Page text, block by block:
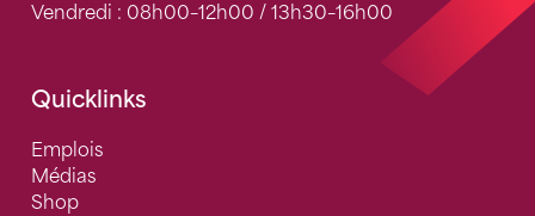
Vendredi : 08h00–12h00 / 13h30–16h00
Quicklinks
Emplois
Médias
Shop